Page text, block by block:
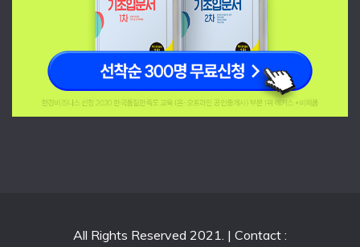
All Rights Reserved 2021. | Contact :